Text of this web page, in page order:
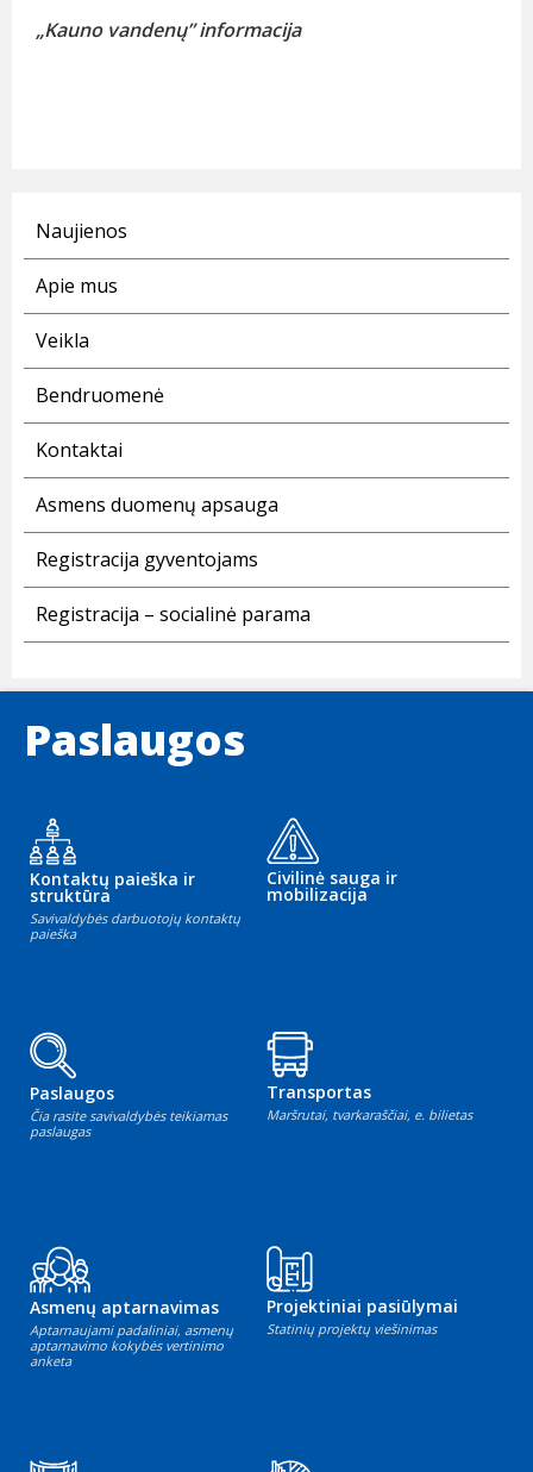
„Kauno vandenų” informacija
Naujienos
Apie mus
Veikla
Bendruomenė
Kontaktai
Asmens duomenų apsauga
Registracija gyventojams
Registracija – socialinė parama
Paslaugos
Kontaktų paieška ir
struktūra
Savivaldybės darbuotojų kontaktų
paieška
Civilinė sauga ir
mobilizacija
Paslaugos
Čia rasite savivaldybės teikiamas
paslaugas
Transportas
Maršrutai, tvarkaraščiai, e. bilietas
Asmenų aptarnavimas
Aptarnaujami padaliniai, asmenų
aptarnavimo kokybės vertinimo
anketa
Projektiniai pasiūlymai
Statinių projektų viešinimas